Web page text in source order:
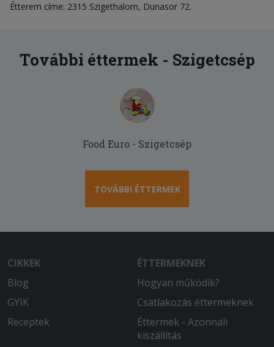
Étterem címe: 2315 Szigethalom, Dunasor 72.
További éttermek - Szigetcsép
Food Euro - Szigetcsép
TOVÁBBI ÉTTERMEK
CIKKEK
Blog
GYIK
Receptek
ÉTTERMEKNEK
Hogyan működik?
Csatlakozás éttermeknek
Éttermek - Azonnali
kiszállítás